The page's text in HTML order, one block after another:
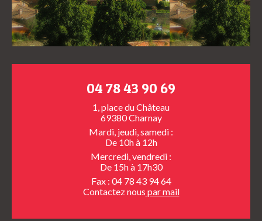
04 78 43 90 69
1, place du Château
69380 Charnay
Mardi, jeudi, samedi :
De 10h à 12h
Mercredi, vendredi :
De 15h à 17h30
Fax : 04 78 43 94 64
Contactez nous par mail